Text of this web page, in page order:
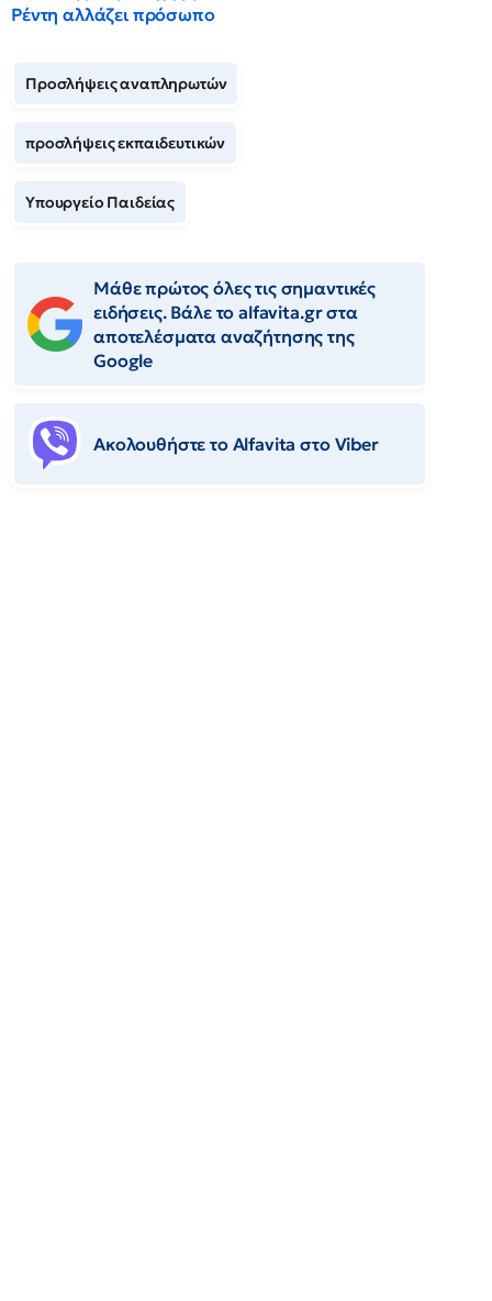
Ρέντη αλλάζει πρόσωπο
Προσλήψεις αναπληρωτών
προσλήψεις εκπαιδευτικών
Υπουργείο Παιδείας
Μάθε πρώτος όλες τις σημαντικές
ειδήσεις. Βάλε το alfavita.gr στα
αποτελέσματα αναζήτησης της
Google
Ακολουθήστε το Αlfavita στο Viber